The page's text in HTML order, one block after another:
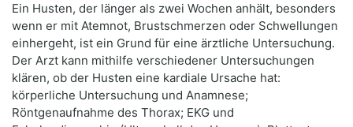
Ein Husten, der länger als zwei Wochen anhält, besonders
wenn er mit Atemnot, Brustschmerzen oder Schwellungen
einhergeht, ist ein Grund für eine ärztliche Untersuchung.
Der Arzt kann mithilfe verschiedener Untersuchungen
klären, ob der Husten eine kardiale Ursache hat:
körperliche Untersuchung und Anamnese;
Röntgenaufnahme des Thorax; EKG und